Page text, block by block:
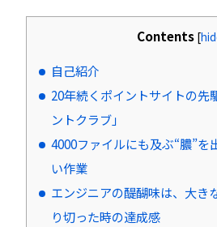
Contents [
自己紹介
20年続くポイントサイトの先
ントクラブ」
4000ファイルにも及ぶ“膿”を
い作業
エンジニアの醍醐味は、大き
り切った時の達成感